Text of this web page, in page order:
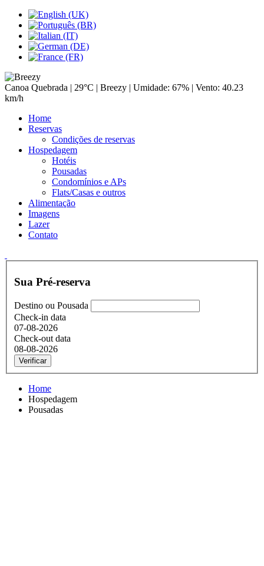
Canoa Quebrada | 29°C | Breezy | Umidade: 67% | Vento: 40.23
km/h
Home
Reservas
Condições de reservas
Hospedagem
Hotéis
Pousadas
Condomínios e APs
Flats/Casas e outros
Alimentação
Imagens
Lazer
Contato
Sua Pré-reserva
Destino ou Pousada
Check-in data
07-08-2026
Check-out data
08-08-2026
Verificar
Home
Hospedagem
Pousadas